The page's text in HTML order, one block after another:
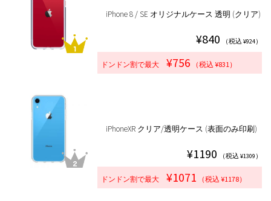
iPhone 8 / SE オリジナルケース 透明 (クリア)
¥840 （税込 ¥924）
ドンドン割で最大 ¥756 （税込 ¥831）
iPhoneXR クリア/透明ケース (表面のみ印刷)
¥1190 （税込 ¥1309）
ドンドン割で最大 ¥1071 （税込 ¥1178）